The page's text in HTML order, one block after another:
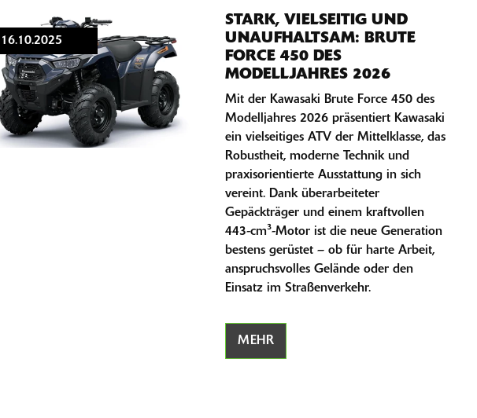
16.10.2025
STARK, VIELSEITIG UND
UNAUFHALTSAM: BRUTE
FORCE 450 DES
MODELLJAHRES 2026
Mit der Kawasaki Brute Force 450 des
Modelljahres 2026 präsentiert Kawasaki
ein vielseitiges ATV der Mittelklasse, das
Robustheit, moderne Technik und
praxisorientierte Ausstattung in sich
vereint. Dank überarbeiteter
Gepäckträger und einem kraftvollen
443-cm³-Motor ist die neue Generation
bestens gerüstet – ob für harte Arbeit,
anspruchsvolles Gelände oder den
Einsatz im Straßenverkehr.
MEHR